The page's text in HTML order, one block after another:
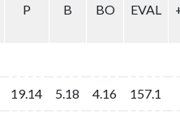
P B BO EVAL
19.14 5.18 4.16 157.1
P B BO EVAL
19.14 5.18 4.16 157.1